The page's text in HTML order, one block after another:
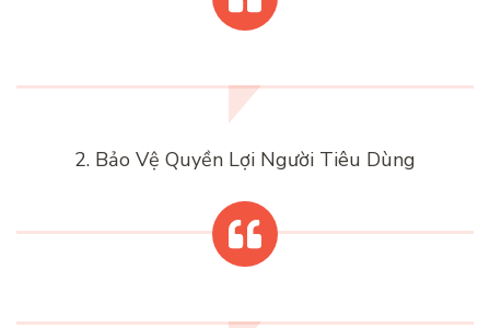
2. Bảo Vệ Quyền Lợi Người Tiêu Dùng